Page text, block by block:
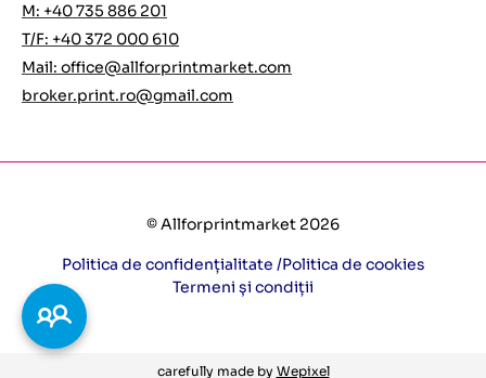
M: +40 735 886 201
T/F: +40 372 000 610
Mail: office@allforprintmarket.com
broker.print.ro@gmail.com
© Allforprintmarket 2026
Politica de confidențialitate /Politica de cookies
Termeni și condiții
carefully made by Wepixel